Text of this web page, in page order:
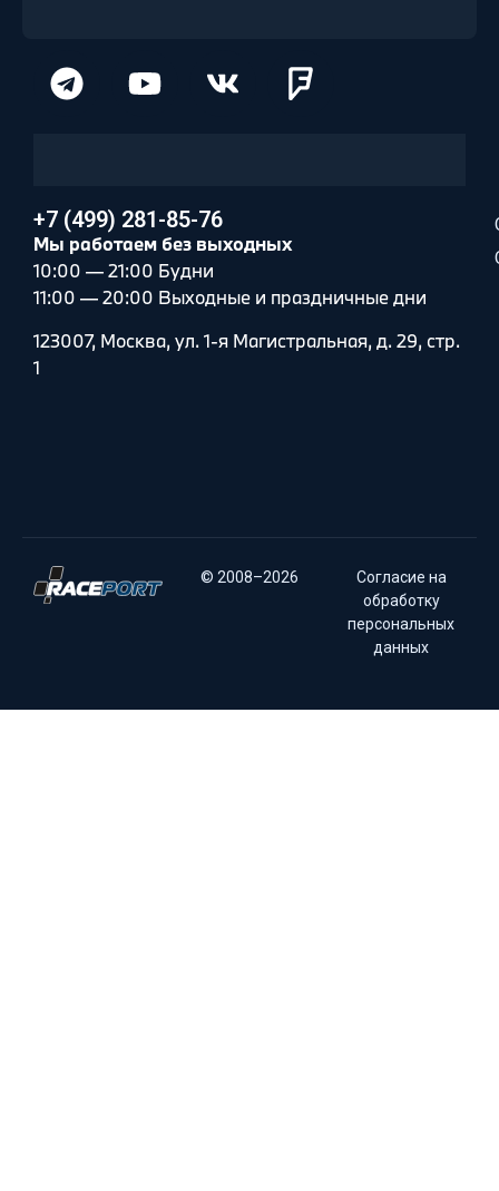
+7 (499) 281-85-76
Мы работаем без выходных
10:00 — 21:00 Будни
11:00 — 20:00 Выходные и праздничные дни
123007, Москва, ул. 1-я Магистральная, д. 29, стр.
1
© 2008–2026
Согласие на
обработку
персональных
данных